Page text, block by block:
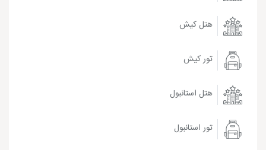
هتل کیش
تور کیش
هتل استانبول
تور استانبول